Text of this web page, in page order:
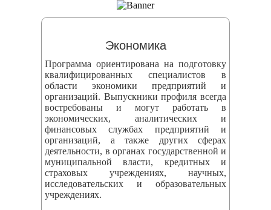
Экономика
Программа ориентирована на подготовку
квалифицированных специалистов в
области экономики предприятий и
организаций. Выпускники профиля всегда
востребованы и могут работать в
экономических, аналитических и
финансовых службах предприятий и
организаций, а также других сферах
деятельности, в органах государственной и
муниципальной власти, кредитных и
страховых учреждениях, научных,
исследовательских и образовательных
учреждениях.